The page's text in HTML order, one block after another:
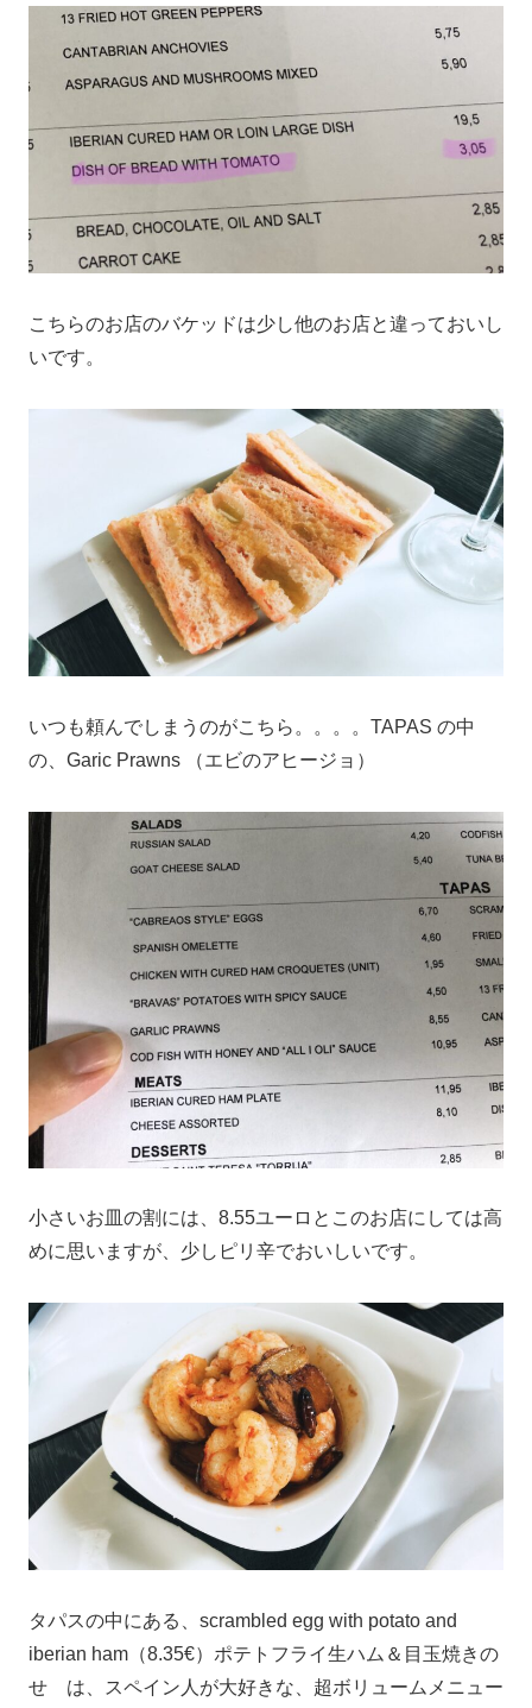
こちらのお店のバケッドは少し他のお店と違っておいし
いです。
いつも頼んでしまうのがこちら。。。。TAPAS の中
の、Garic Prawns （エビのアヒージョ）
小さいお皿の割には、8.55ユーロとこのお店にしては高
めに思いますが、少しピリ辛でおいしいです。
タパスの中にある、scrambled egg with potato and
iberian ham（8.35€）ポテトフライ生ハム＆目玉焼きの
せ は、スペイン人が大好きな、超ボリュームメニュー